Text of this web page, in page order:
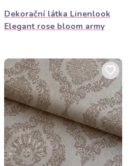
Dekorační látka Linenlook
Elegant rose bloom army